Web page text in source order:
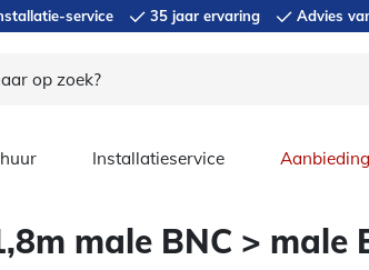
service 35 jaar ervaring Advies
Installatieservice
male BNC > male